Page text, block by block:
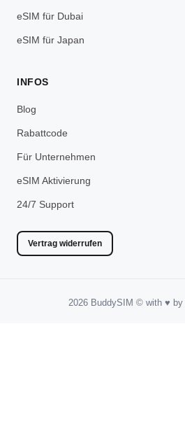
eSIM für Dubai
eSIM für Japan
INFOS
Blog
Rabattcode
Für Unternehmen
eSIM Aktivierung
24/7 Support
Vertrag widerrufen
2026 BuddySIM ©️with ♥️ by